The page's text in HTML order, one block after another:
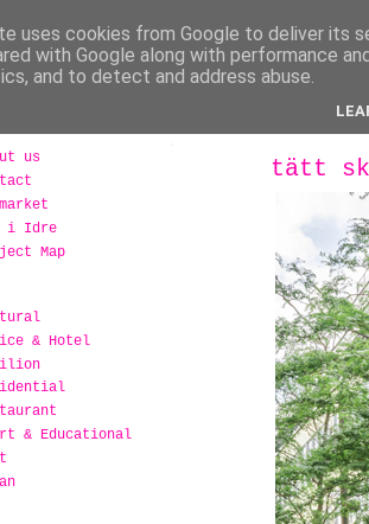
us
i Idre
Map
& Hotel
& Educational
tätt
uses cookies from Google to deliver its
with Google along with performance
and to detect and address abuse.